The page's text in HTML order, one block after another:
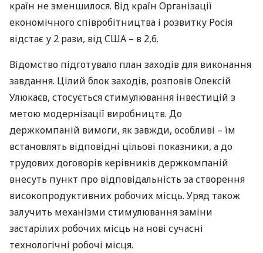
країн не зменшилося. Від країн Організації
економічного співробітництва і розвитку Росія
відстає у 2 рази, відСША – в 2,6.
Відомство підготувало план заходів для виконання
завдання. Цілий блок заходів, розповів Олексій
Улюкаєв, стосується стимулювання інвестицій з
метою модернізації виробництв. До
держкомпаній вимоги, як завжди, особливі – їм
встановлять відповідні цільові показники, а до
трудових договорів керівників держкомпаній
внесуть пункт про відповідальність за створення
високопродуктивних робочих місць. Уряд також
залучить механізми стимулювання заміни
застарілих робочих місць на нові сучасні
технологічні робочі місця.